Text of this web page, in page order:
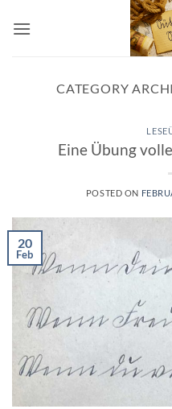
CATEGORY
Eine Übung
POSTED ON
20
Feb